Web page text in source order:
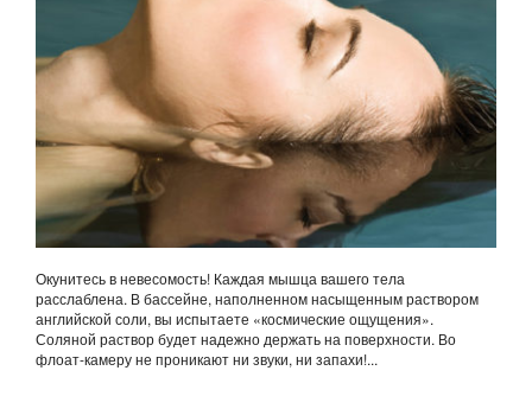
Окунитесь в невесомость! Каждая мышца вашего тела
расслаблена. В бассейне, наполненном насыщенным раствором
английской соли, вы испытаете «космические ощущения».
Соляной раствор будет надежно держать на поверхности. Во
флоат-камеру не проникают ни звуки, ни запахи!...